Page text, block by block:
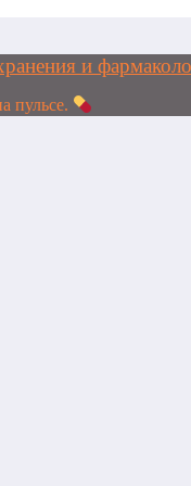
и
пульсе.